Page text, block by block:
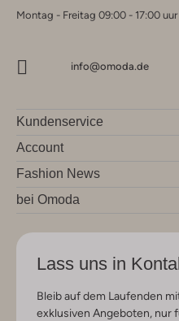
Montag - Freitag 09:00 - 17:00 uur
info@omoda.de
Kundenservice
Account
Fashion News
bei Omoda
Lass uns in
Bleib auf dem Laufenden
exklusiven Angeboten, nur